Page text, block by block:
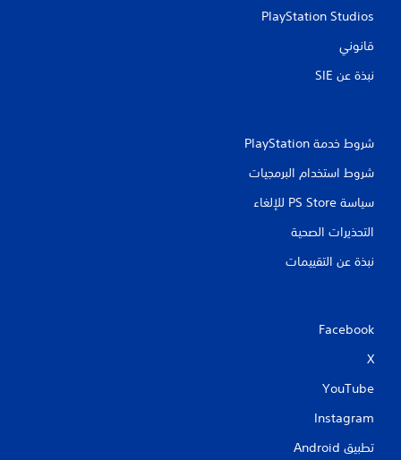
PlayStation Studios
قانوني
نبذة عن SIE‏
شروط خدمة PlayStation‏
شروط استخدام البرمجيات
سياسة PS Store للإلغاء
التحذيرات الصحية
نبذة عن التقييمات
Facebook
X
YouTube
Instagram
تطبيق Android‏